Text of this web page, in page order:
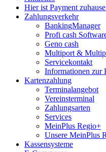
Hier ist Payment
Zahlungsverkehr
BankingManager
Profi cash
Geno cash
Multiport &
Servicekontakt
Informationen zur
Kartenzahlung
Terminalangebot
Vereinsterminal
Zahlungsarten
Services
MeinPlus Regio+
Unsere MeinPlus
Kassensysteme